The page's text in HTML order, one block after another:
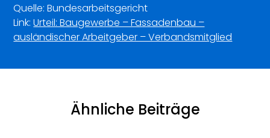
Quelle: Bundesarbeitsgericht
Link:Urteil: Baugewerbe – Fassadenbau –
ausländischer Arbeitgeber – Verbandsmitglied
Ähnliche Beiträge